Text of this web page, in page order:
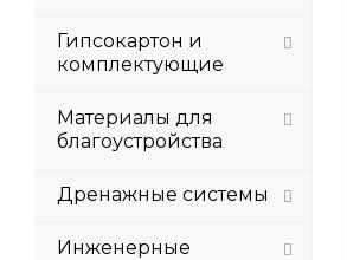
Гипсокартон и
комплектующие
Материалы для
благоустройства
Дренажные системы
Инженерные